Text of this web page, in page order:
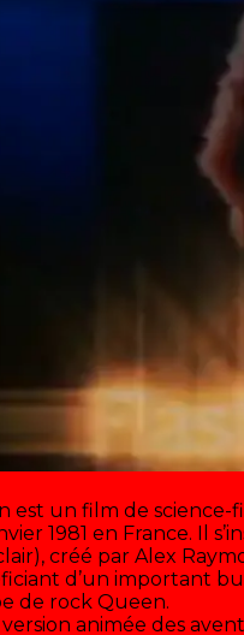
est un film de
1981 en France. Il
créé par Alex
d’un important
de rock Queen.
version animée des